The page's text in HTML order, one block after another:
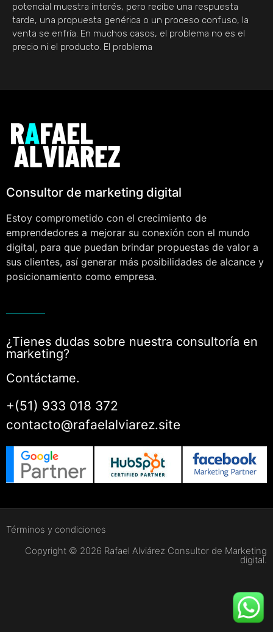
potencial muestra interés, pero recibe una respuesta
tarde, una propuesta genérica o un proceso confuso, la
venta se enfría. En muchos casos, el problema no es el
precio ni el producto. El problema
Consultor de marketing digital
Estoy comprometido con el crecimiento de
emprendedores a mejorar su conexión con el mundo
digital, para que puedan brindar propuestas de valor a
sus clientes, así generar más posibilidades de alcance y
posicionamiento como empresa.
¿Tienes dudas sobre nuestra consultoría en
marketing?
Contáctame.
+(51) 933 018 372
contacto@rafaelalviarez.site
Términos y condiciones
Copyright © 2026 Rafael Alviárez Consultor de Marketing
digital.